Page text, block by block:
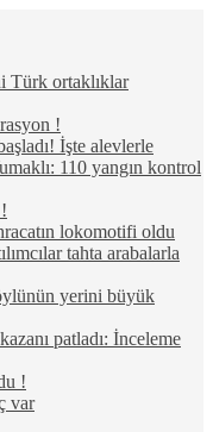
Türk ortaklıklar
!
İşte alevlerle
110 yangın kontrol
lokomotifi oldu
tahta arabalarla
yerini büyük
patladı: İnceleme
!
var